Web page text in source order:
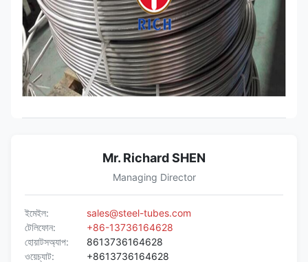
Mr. Richard SHEN
Managing Director
ইমেইল:
sales@steel-tubes.com
টেলিফোন:
+86-13736164628
হোয়াটসঅ্যাপ:
8613736164628
ওয়েচ্যাট:
+8613736164628